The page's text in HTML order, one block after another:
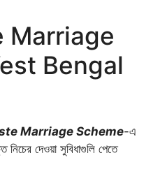
Marriage
Bengal
Marriage Scheme-এ
দেওয়া সুবিধাগুলি পেতে